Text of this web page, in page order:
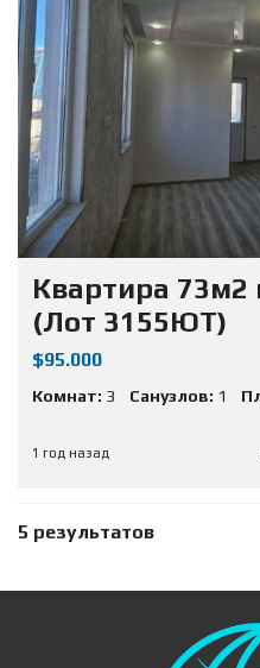
Квартира 73м2
(Лот 3155ЮТ)
$95.000
Комнат: 3 Санузлов: 1
1 год назад
5 результатов